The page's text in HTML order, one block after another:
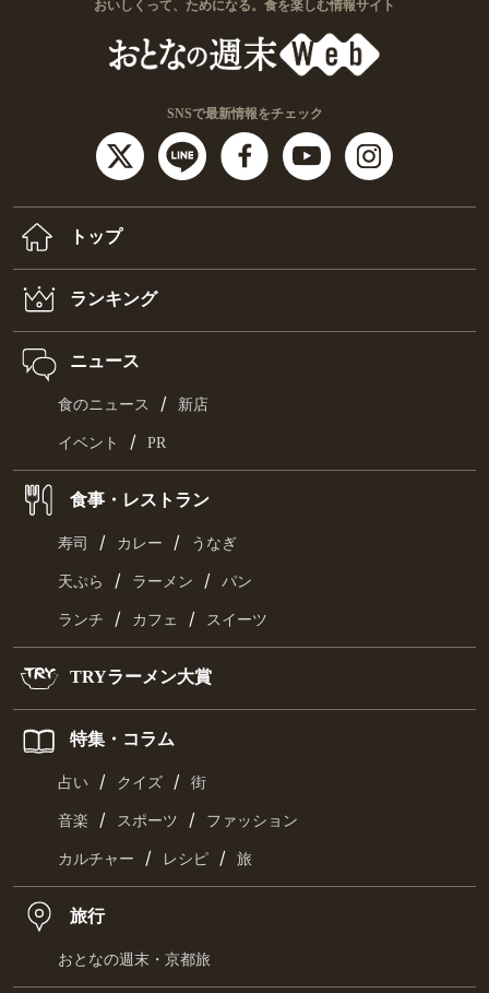
SNSで最新情報をチェック
トップ
ランキング
ニュース
食のニュース / 新店
イベント / PR
食事・レストラン
寿司 / カレー / うなぎ
天ぷら / ラーメン / パン
ランチ / カフェ / スイーツ
TRYラーメン大賞
特集・コラム
占い / クイズ / 街
音楽 / スポーツ / ファッション
カルチャー / レシピ / 旅
旅行
おとなの週末・京都旅